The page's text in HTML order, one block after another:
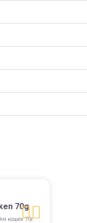
70g
кошек 70г